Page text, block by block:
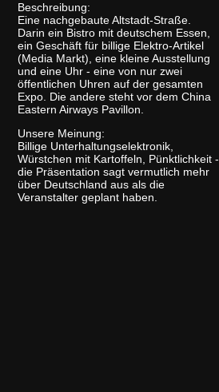
Beschreibung:
Eine nachgebaute Altstadt-Straße.
Darin ein Bistro mit deutschem Essen,
ein Geschäft für billige Elektro-Artikel
(Media Markt), eine kleine Ausstellung
und eine Uhr - eine von nur zwei
öffentlichen Uhren auf der gesamten
Expo. Die andere steht vor dem China
Eastern Airways Pavillon.
Unsere Meinung:
Billige Unterhaltungselektronik,
Würstchen mit Kartoffeln, Pünktlichkeit -
die Präsentation sagt vermutlich mehr
über Deutschland aus als die
Veranstalter geplant haben.